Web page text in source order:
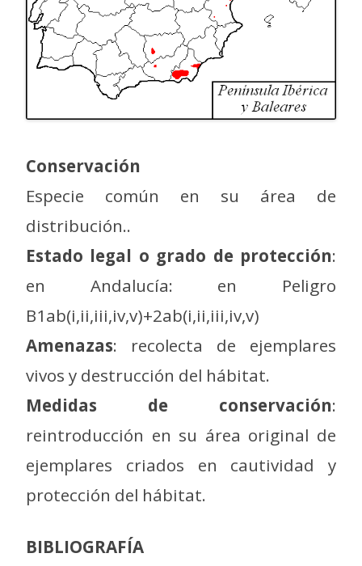
Conservación
Especie común en su área de
distribución..
Estado legal o grado de protección:
en Andalucía: en Peligro
B1ab(i,ii,iii,iv,v)+2ab(i,ii,iii,iv,v)
Amenazas: recolecta de ejemplares
vivos y destrucción del hábitat.
Medidas de conservación:
reintroducción en su área original de
ejemplares criados en cautividad y
protección del hábitat.
BIBLIOGRAFÍA